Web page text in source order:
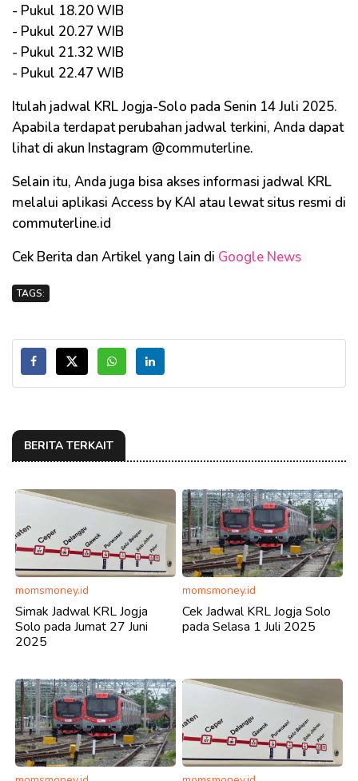
- Pukul 18.20 WIB
- Pukul 20.27 WIB
- Pukul 21.32 WIB
- Pukul 22.47 WIB
Itulah jadwal KRL Jogja-Solo pada Senin 14 Juli 2025.
Apabila terdapat perubahan jadwal terkini, Anda dapat
lihat di akun Instagram @commuterline.
Selain itu, Anda juga bisa akses informasi jadwal KRL
melalui aplikasi Access by KAI atau lewat situs resmi di
commuterline.id
Cek Berita dan Artikel yang lain di Google News
TAGS:
BERITA TERKAIT
momsmoney.id
Simak Jadwal KRL Jogja
Solo pada Jumat 27 Juni
2025
momsmoney.id
Cek Jadwal KRL Jogja Solo
pada Selasa 1 Juli 2025